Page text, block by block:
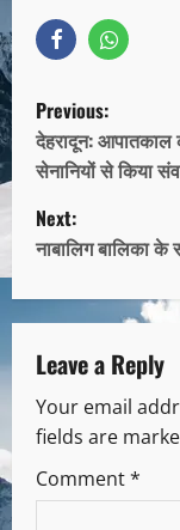
Previous:
देहरादून: आपातकाल
सेनानियों से किया
Next:
नाबालिग बालिका के
Leave a Reply
Your email
fields are
Comment*